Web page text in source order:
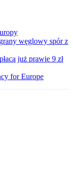
węglowy spór z
już prawie 9 zł
for Europe